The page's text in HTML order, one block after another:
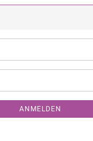
ANMELDEN